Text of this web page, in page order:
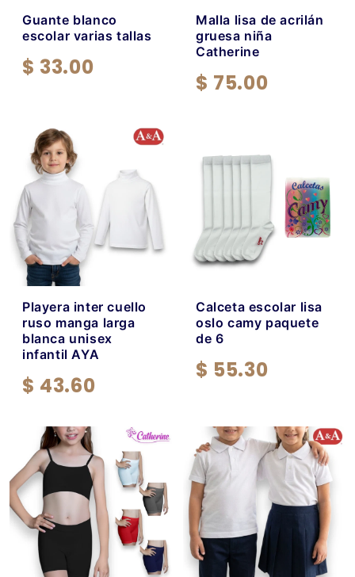
Guante blanco
escolar varias tallas
$ 33.00
Malla lisa de acrilán
gruesa niña
Catherine
$ 75.00
Playera inter cuello
ruso manga larga
blanca unisex
infantil AYA
$ 43.60
Calceta escolar lisa
oslo camy paquete
de 6
$ 55.30